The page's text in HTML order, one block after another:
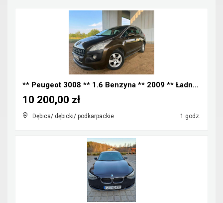
** Peugeot 3008 ** 1.6 Benzyna ** 2009 ** Ładny Za...
Dębica/ dębicki/ podkarpackie 1 godz.
10 200,00 zł